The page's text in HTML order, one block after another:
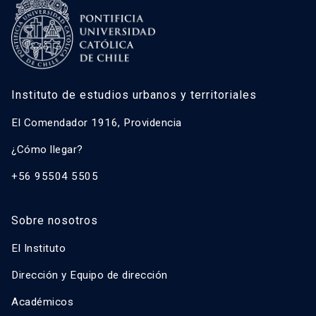
Instituto de estudios urbanos y territoriales
El Comendador 1916, Providencia
¿Cómo llegar?
+56 95504 5505
Sobre nosotros
El Instituto
Dirección y Equipo de dirección
Académicos